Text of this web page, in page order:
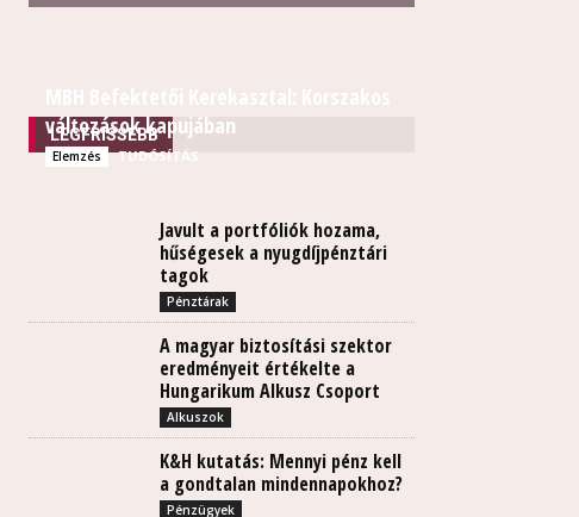
LEGFRISSEBB
változások kapujában
Elemzés TUDÓSÍTÁS
Javult a portfóliók hozama,
hűségesek a nyugdíjpénztári
tagok
Pénztárak
A magyar biztosítási szektor
eredményeit értékelte a
Hungarikum Alkusz Csoport
Alkuszok
K&H kutatás: Mennyi pénz kell
a gondtalan mindennapokhoz?
Pénzügyek